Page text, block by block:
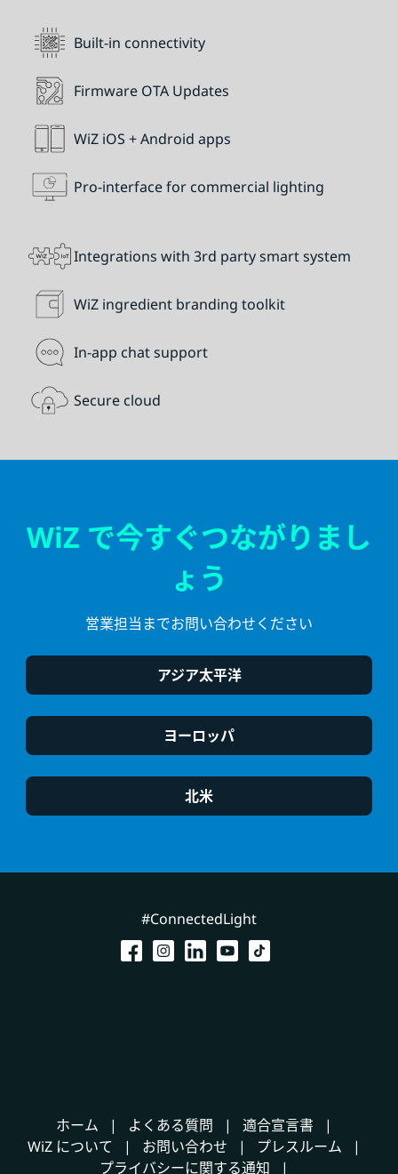
Built-in connectivity
Firmware OTA Updates
WiZ iOS + Android apps
Pro-interface for commercial lighting
Integrations with 3rd party smart system
WiZ ingredient branding toolkit
In-app chat support
Secure cloud
WiZ で今すぐつながりまし
ょう
営業担当までお問い合わせください
アジア太平洋
ヨーロッパ
北米
#ConnectedLight
ホーム よくある質問
適合宣言書
WiZ について
お問い合わせ
プレスルーム
プライバシーに関する通知